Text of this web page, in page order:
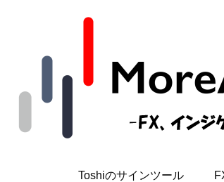
Toshiのサインツール